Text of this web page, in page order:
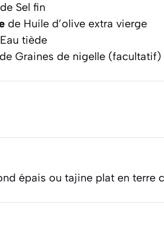
de Sel fin
de Huile d’olive extra vierge
tiède
de Graines de nigelle (facultatif)
épais ou tajine plat en terre